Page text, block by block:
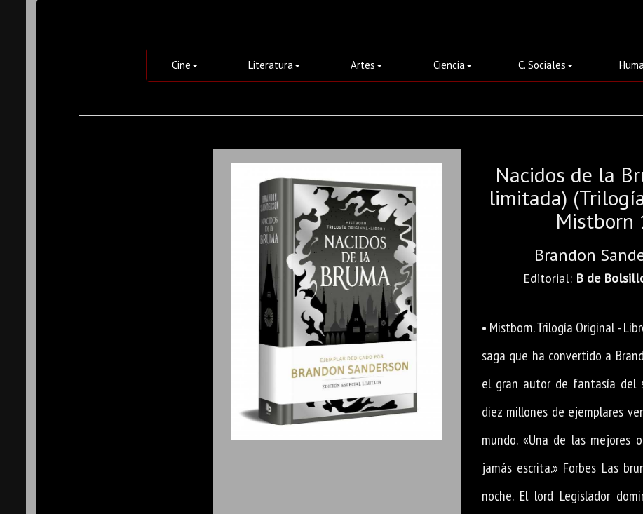
Cine Literatura Artes Ciencia C. Sociales
Nacidos de la
limitada)
Mistborn
Brandon
Editorial: B de
• Mistborn. Trilogía Original -
saga que ha convertido a
el gran autor de fantasía del
diez millones de ejemplares
mundo. «Una de las mejores
jamás escrita.» Forbes Las
noche. El lord Legislador